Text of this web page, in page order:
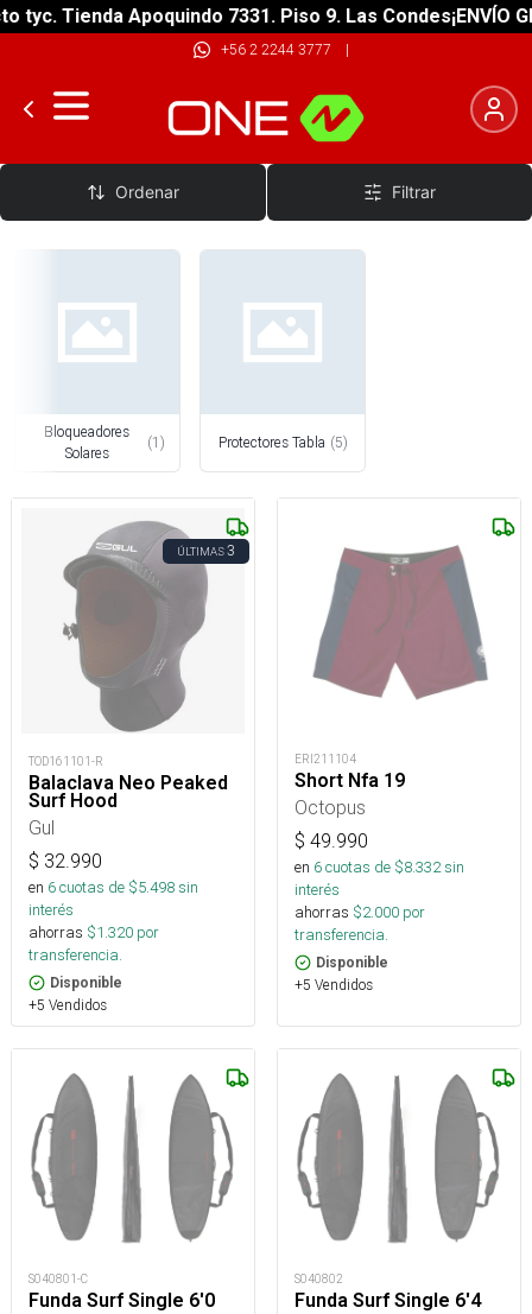
Tienda Apoquindo 7331. Piso 9. Las Condes¡ENVÍO
+56 2 2244 3777 |
Accesorios Surf
Ordenar Filtrar
Bloqueadores
Solares
(1 ) Protectores Tabla (5)
ÚLTIMAS3
TOD161101-R
Balaclava Neo Peaked
Surf Hood
Gul
$ 32.990
en 6cuotas de $5.498sin
interés
ahorras $1.320 por
transferencia.
Disponible
+5 Vendidos
ERI211104
Short Nfa 19
Octopus
$ 49.990
en 6cuotas de $8.332sin
interés
ahorras $2.000 por
transferencia.
Disponible
+5 Vendidos
S040801-C
Funda Surf Single 6'0
S040802
Funda Surf Single 6'4